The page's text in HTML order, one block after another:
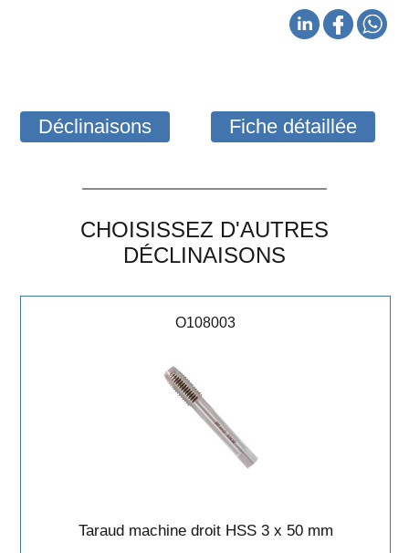
Déclinaisons Fiche détaillée
CHOISISSEZ D'AUTRES
DÉCLINAISONS
O108003
Taraud machine droit HSS 3 x 50 mm